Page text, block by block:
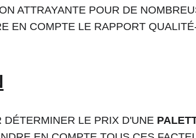
ATTRAYANTE POUR DE
EN COMPTE LE RAPPORT
LE PRIX D'UNE